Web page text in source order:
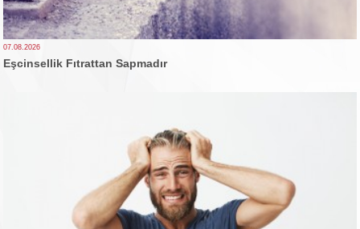
07.08.2026
Eşcinsellik Fıtrattan Sapmadır